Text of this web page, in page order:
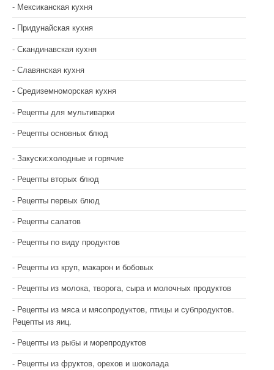
Мексиканская кухня
Придунайская кухня
Скандинавская кухня
Славянская кухня
Средиземноморская кухня
Рецепты для мультиварки
Рецепты основных блюд
Закуски:холодные и горячие
Рецепты вторых блюд
Рецепты первых блюд
Рецепты салатов
Рецепты по виду продуктов
Рецепты из круп, макарон и бобовых
Рецепты из молока, творога, сыра и молочных продуктов
Рецепты из мяса и мясопродуктов, птицы и субпродуктов.
Рецепты из яиц.
Рецепты из рыбы и морепродуктов
Рецепты из фруктов, орехов и шоколада